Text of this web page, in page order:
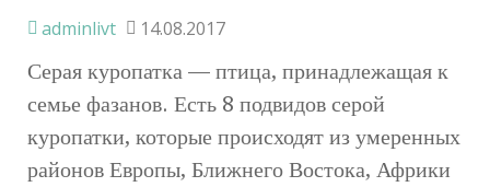
adminlivt 14.08.2017
Серая куропатка — птица, принадлежащая к
семье фазанов. Есть 8 подвидов серой
куропатки, которые происходят из умеренных
районов Европы, Ближнего Востока, Африки